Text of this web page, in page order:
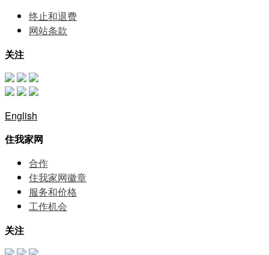
终止和退费
网站条款
关注
English
住我家网
合作
住我家网徽章
服务和价格
⼯作机会
关注